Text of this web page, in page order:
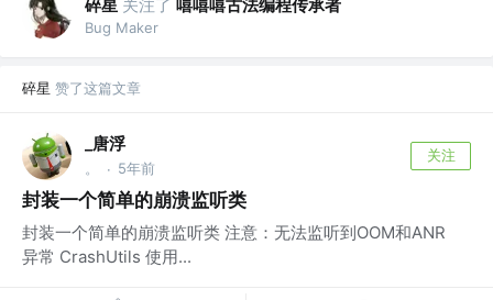
碎星 关注了 嘻嘻嘻古法编程传承者
Bug Maker
碎星 赞了这篇文章
_唐浮
。 · 5年前
关注
封装一个简单的崩溃监听类
封装一个简单的崩溃监听类 注意：无法监听到OOM和ANR
异常 CrashUtils 使用...